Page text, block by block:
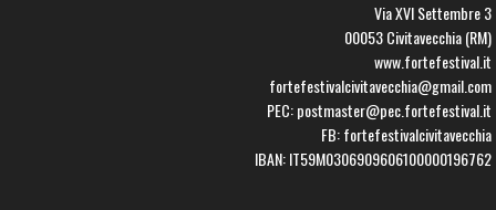
Via XVI Settembre 3
00053 Civitavecchia (RM)
www.fortefestival.it
fortefestivalcivitavecchia@gmail.com
PEC: postmaster@pec.fortefestival.it
FB: fortefestivalcivitavecchia
IBAN: IT59M0306909606100000196762